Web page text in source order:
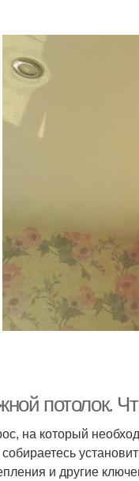
потолок.
на который
и другие